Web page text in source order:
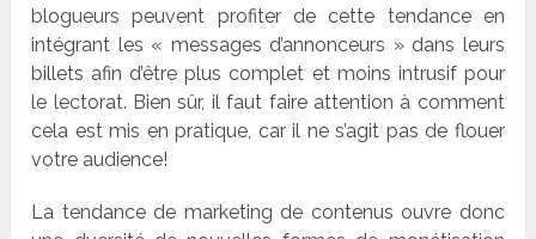
blogueurs peuvent profiter de cette tendance en
intégrant les « messages d’annonceurs » dans leurs
billets afin d’être plus complet et moins intrusif pour
le lectorat. Bien sûr, il faut faire attention à comment
cela est mis en pratique, car il ne s’agit pas de flouer
votre audience!
La tendance de marketing de contenus ouvre donc